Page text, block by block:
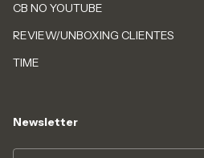
CB NO YOUTUBE
REVIEW/UNBOXING CLIENTES
TIME
Newsletter